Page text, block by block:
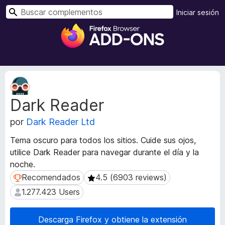
B
u
c
e
c
m
p
e
m
Iniciar sesión
B
Dark Reader
por Dark Reader Ltd
Tema oscuro para todos los sitios. Cuide sus ojos,
utilice Dark Reader para navegar durante el día y la
noche.
Recomendados
Recomendados 4.5 (6903 reviews)
4.5 (6903 reviews)
1.277.423 Users
1.277.423 Users
Descarga Firefox y obtiene la extensión
M
e
t
a
d
t
a
d
e
l
a
e